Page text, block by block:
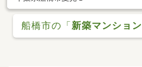
船橋市の「新築マンション